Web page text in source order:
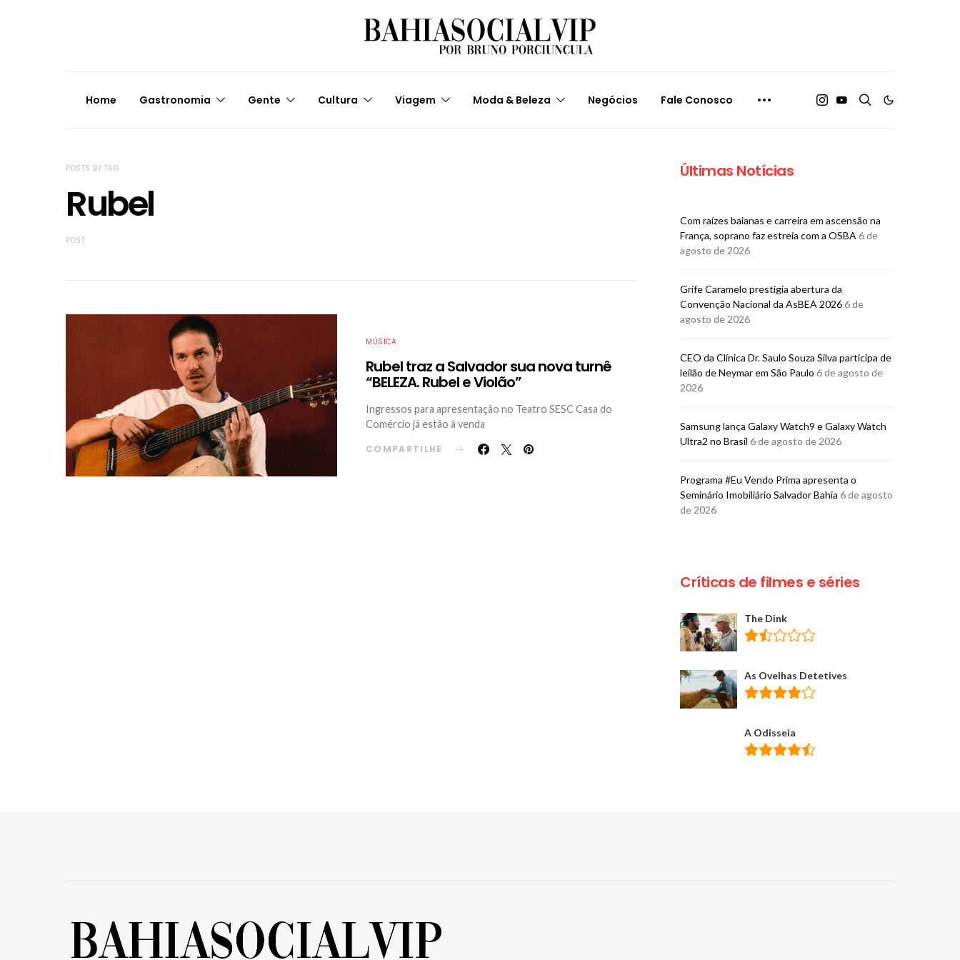
Home Gastronomia Gente Cultura Viagem Moda & Beleza Negócios Fale Conosco
POSTS BY TAG
Rubel
POST
MÚSICA
Rubel traz a Salvador sua nova turnê
“BELEZA. Rubel e Violão”
Ingressos para apresentação no Teatro SESC Casa do
Comércio já estão à venda
COMPARTILHE
Últimas Notícias
Com raízes baianas e carreira em ascensão na
França, soprano faz estreia com a OSBA 6 de
agosto de 2026
Grife Caramelo prestigia abertura da
Convenção Nacional da AsBEA 20266 de
agosto de 2026
CEO da Clínica Dr. Saulo Souza Silva participa de
leilão de Neymar em São Paulo 6 de agosto de
2026
Samsung lança Galaxy Watch9 e Galaxy Watch
Ultra2 no Brasil 6 de agosto de 2026
Programa #Eu Vendo Prima apresenta o
Seminário Imobiliário Salvador Bahia 6 de agosto
de 2026
Críticas de filmes e séries
The Dink
As Ovelhas Detetives
A Odisseia